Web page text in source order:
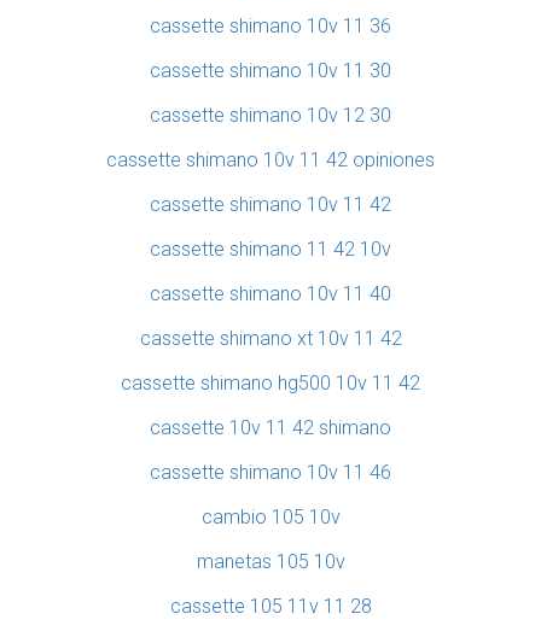
cassette shimano 10v 11 36
cassette shimano 10v 11 30
cassette shimano 10v 12 30
cassette shimano 10v 11 42 opiniones
cassette shimano 10v 11 42
cassette shimano 11 42 10v
cassette shimano 10v 11 40
cassette shimano xt 10v 11 42
cassette shimano hg500 10v 11 42
cassette 10v 11 42 shimano
cassette shimano 10v 11 46
cambio 105 10v
manetas 105 10v
cassette 105 11v 11 28